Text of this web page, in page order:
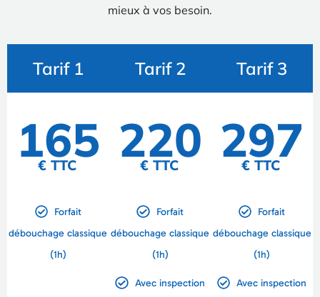
mieux à vos besoin.
Tarif 1
165
€ TTC
Forfait
débouchage classique
(1h)
Tarif 2
220
€ TTC
Forfait
débouchage classique
(1h)
Avec inspection
Tarif 3
297
€ TTC
Forfait
débouchage classique
(1h)
Avec inspection